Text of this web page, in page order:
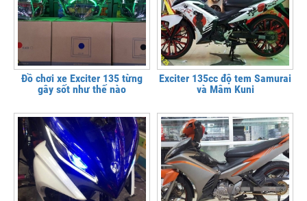
Đồ chơi xe Exciter 135 từng
gây sốt như thế nào
Exciter 135cc độ tem Samurai
và Mâm Kuni